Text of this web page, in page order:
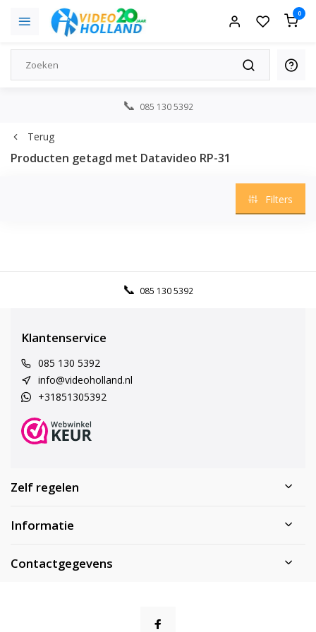
0
085 130 5392
Terug
Producten getagd met Datavideo RP-31
Filters
085 130 5392
Klantenservice
085 130 5392
info@videoholland.nl
+31851305392
Zelf regelen
Informatie
Contactgegevens